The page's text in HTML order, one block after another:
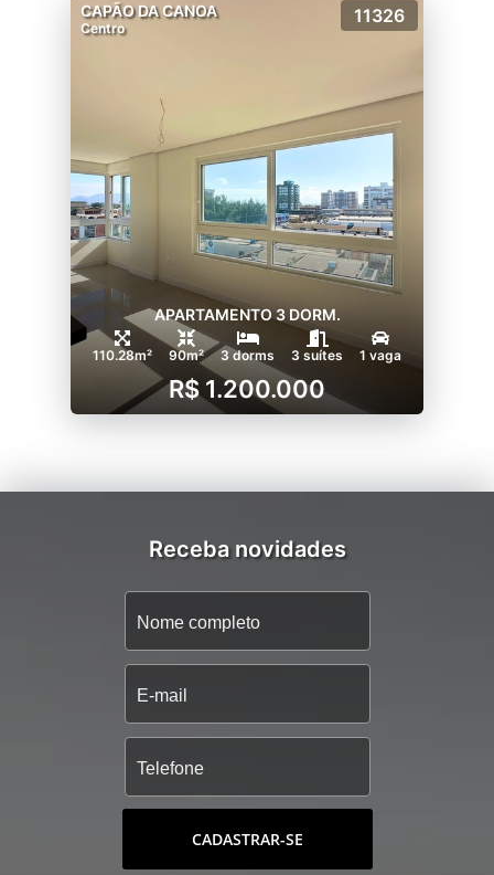
CAPÃO DA CANOA
Centro
11326
APARTAMENTO 3 DORM.
110.28m² 90m² 3 dorms 3 suítes 1 vaga
R$ 1.200.000
Receba novidades
CADASTRAR-SE